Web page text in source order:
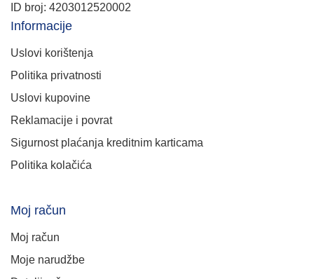
ID broj: 4203012520002
Informacije
Uslovi korištenja
Politika privatnosti
Uslovi kupovine
Reklamacije i povrat
Sigurnost plaćanja kreditnim karticama
Politika kolačića
Moj račun
Moj račun
Moje narudžbe